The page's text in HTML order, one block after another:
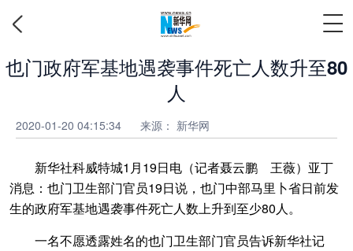
也门政府军基地遇袭事件死亡人数升至80
人
2020-01-20 04:15:34 来源： 新华网
新华社科威特城1月19日电（记者聂云鹏 王薇）亚丁
消息：也门卫生部门官员19日说，也门中部马里卜省日前发
生的政府军基地遇袭事件死亡人数上升到至少80人。
一名不愿透露姓名的也门卫生部门官员告诉新华社记